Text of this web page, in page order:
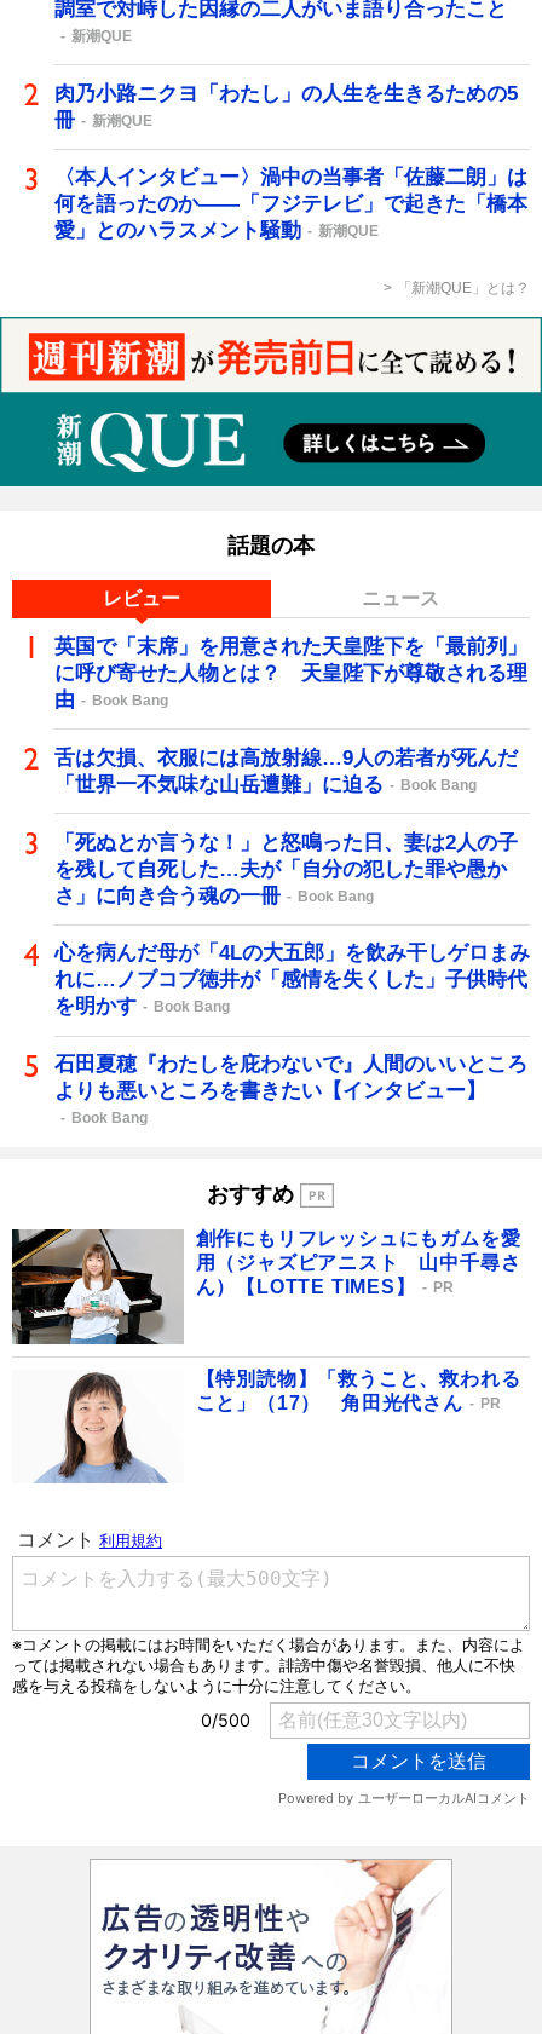
調室で対峙した因縁の二人がいま語り合ったこと
新潮QUE
肉乃小路ニクヨ「わたし」の人生を生きるための5
冊
新潮QUE
〈本人インタビュー〉渦中の当事者「佐藤二朗」は
何を語ったのか――「フジテレビ」で起きた「橋本
愛」とのハラスメント騒動
新潮QUE
「新潮QUE」とは？
話題の本
レビュー ニュース
英国で「末席」を用意された天皇陛下を「最前列」
に呼び寄せた人物とは？ 天皇陛下が尊敬される理
由
Book Bang
舌は欠損、衣服には高放射線…9人の若者が死んだ
「世界一不気味な山岳遭難」に迫る
Book Bang
「死ぬとか言うな！」と怒鳴った日、妻は2人の子
を残して自死した…夫が「自分の犯した罪や愚か
さ」に向き合う魂の一冊
Book Bang
心を病んだ母が「4Lの大五郎」を飲み干しゲロまみ
れに…ノブコブ徳井が「感情を失くした」子供時代
を明かす
Book Bang
石田夏穂『わたしを庇わないで』人間のいいところ
よりも悪いところを書きたい【インタビュー】
Book Bang
おすすめ
創作にもリフレッシュにもガムを愛
用（ジャズピアニスト 山中千尋さ
ん）【LOTTE TIMES】
PR
【特別読物】「救うこと、救われる
こと」（17） 角田光代さん
PR